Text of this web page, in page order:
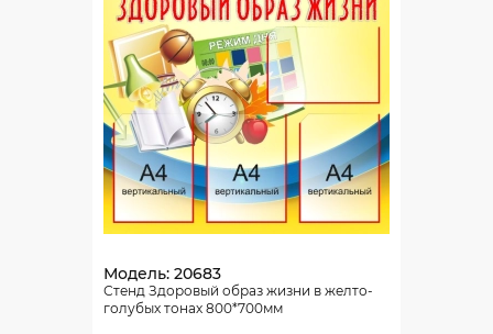
Модель: 20683
Стенд Здоровый образ жизни в желто-
голубых тонах 800*700мм